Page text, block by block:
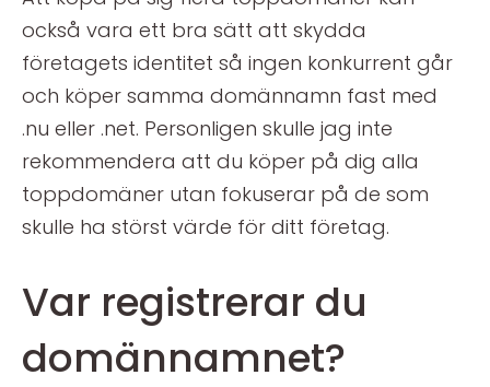
också vara ett bra sätt att skydda
företagets identitet så ingen konkurrent går
och köper samma domännamn fast med
.nu eller .net. Personligen skulle jag inte
rekommendera att du köper på dig alla
toppdomäner utan fokuserar på de som
skulle ha störst värde för ditt företag.
Var registrerar du
domännamnet?